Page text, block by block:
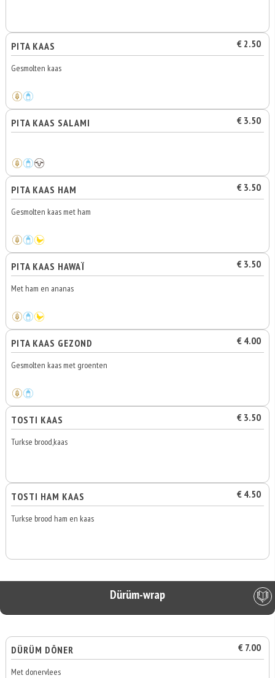
PITA KAAS € 2.50
Gesmolten kaas
PITA KAAS SALAMI € 3.50
PITA KAAS HAM € 3.50
Gesmolten kaas met ham
PITA KAAS HAWAÏ € 3.50
Met ham en ananas
PITA KAAS GEZOND € 4.00
Gesmolten kaas met groenten
TOSTI KAAS € 3.50
Turkse brood,kaas
TOSTI HAM KAAS € 4.50
Turkse brood ham en kaas
Dürüm-wrap
DÜRÜM DÖNER € 7.00
Met donervlees